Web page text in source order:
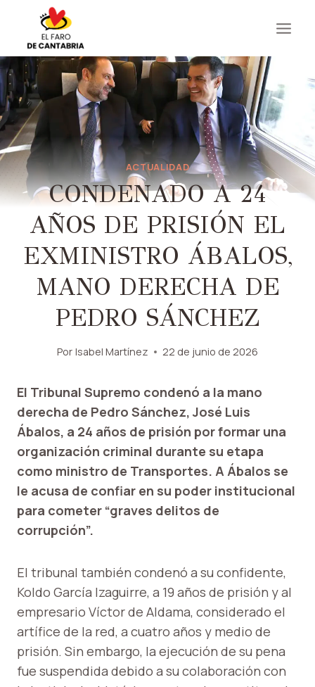
contenido
ACTUALIDAD
CONDENADO A 24
AÑOS DE PRISIÓN EL
EXMINISTRO ÁBALOS,
MANO DERECHA DE
PEDRO SÁNCHEZ
Por Isabel Martínez 22 de junio de 2026
El Tribunal Supremo condenó a la mano
derecha de Pedro Sánchez, José Luis
Ábalos, a 24 años de prisión por formar una
organización criminal durante su etapa
como ministro de Transportes. A Ábalos se
le acusa de confiar en su poder institucional
para cometer “graves delitos de
corrupción”.
El tribunal también condenó a su confidente,
Koldo García Izaguirre, a 19 años de prisión y al
empresario Víctor de Aldama, considerado el
artífice de la red, a cuatro años y medio de
prisión. Sin embargo, la ejecución de su pena
fue suspendida debido a su colaboración con